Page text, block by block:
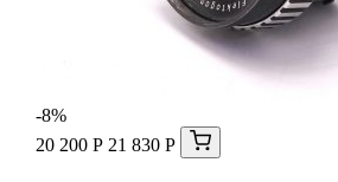
-8%
20 200 Р 21 830 Р